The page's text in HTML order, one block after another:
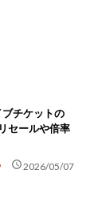
ブチケットの
セールや倍率
schedule2026/05/07